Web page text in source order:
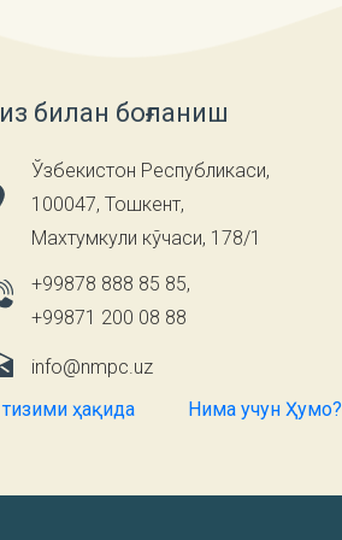
билан боғланиш
Ўзбекистон Республикаси,
100047, Тошкент,
Махтумкули кўчаси, 178/1
+99878 888 85 85,
+99871 200 08 88
info@nmpc.uz
ҳақида Нима учун Ҳумо?